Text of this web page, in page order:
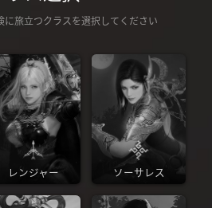
に旅立つクラスを選択してください
レンジャー ソーサレス